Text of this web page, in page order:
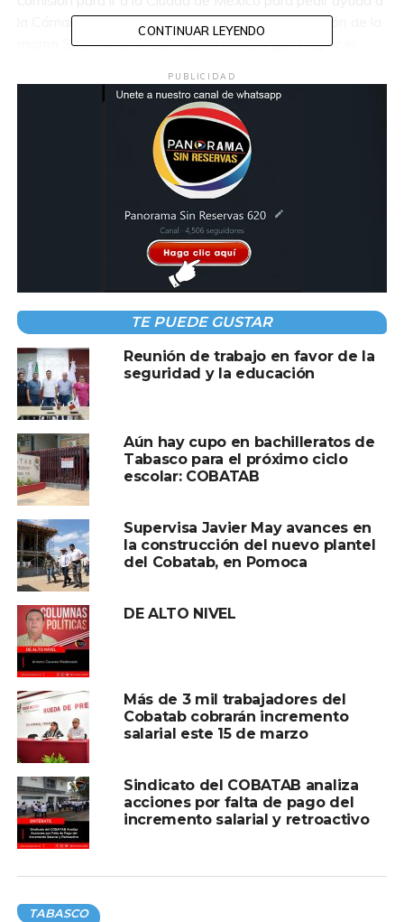
la Cámara de Diputados Federales y la intervención de la
misma Secretaría de Educación Federal para lograr el
Compartir en:
COBATAB
A CONTINUACIÓN
Recuperan cachorro robado tras difusión de
video en Tampico
NO TE PIERDAS
Sindicato del COBATAB analiza acciones por
falta de pago del incremento salarial y
retroactivo
CONTINUAR LEYENDO
PUBLICIDAD
TE PUEDE GUSTAR
Reunión de trabajo en favor de la
seguridad y la educación
Aún hay cupo en bachilleratos de
Tabasco para el próximo ciclo
escolar: COBATAB
Supervisa Javier May avances en
la construcción del nuevo plantel
del Cobatab, en Pomoca
DE ALTO NIVEL
Más de 3 mil trabajadores del
Cobatab cobrarán incremento
salarial este 15 de marzo
Sindicato del COBATAB analiza
acciones por falta de pago del
incremento salarial y retroactivo
TABASCO